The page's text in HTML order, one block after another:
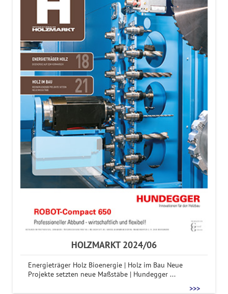
HOLZMARKT 2024/06
Energieträger Holz Bioenergie | Holz im Bau Neue
Projekte setzten neue Maßstäbe | Hundegger ...
>>>